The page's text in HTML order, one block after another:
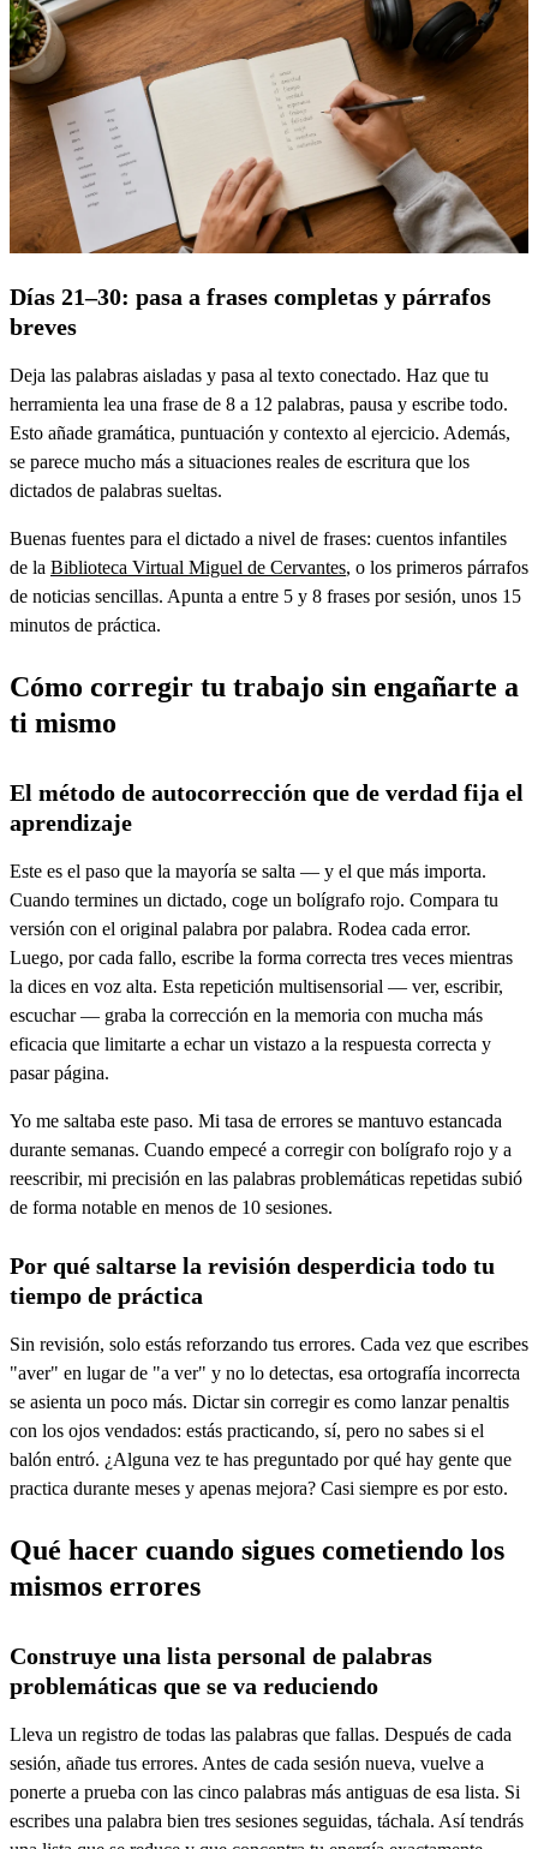
Días 21–30: pasa a frases completas y párrafos
breves
Deja las palabras aisladas y pasa al texto conectado. Haz que tu
herramienta lea una frase de 8 a 12 palabras, pausa y escribe todo.
Esto añade gramática, puntuación y contexto al ejercicio. Además,
se parece mucho más a situaciones reales de escritura que los
dictados de palabras sueltas.
Buenas fuentes para el dictado a nivel de frases: cuentos infantiles
de la Biblioteca Virtual Miguel de Cervantes, o los primeros párrafos
de noticias sencillas. Apunta a entre 5 y 8 frases por sesión, unos 15
minutos de práctica.
Cómo corregir tu trabajo sin engañarte a
ti mismo
El método de autocorrección que de verdad fija el
aprendizaje
Este es el paso que la mayoría se salta — y el que más importa.
Cuando termines un dictado, coge un bolígrafo rojo. Compara tu
versión con el original palabra por palabra. Rodea cada error.
Luego, por cada fallo, escribe la forma correcta tres veces mientras
la dices en voz alta. Esta repetición multisensorial — ver, escribir,
escuchar — graba la corrección en la memoria con mucha más
eficacia que limitarte a echar un vistazo a la respuesta correcta y
pasar página.
Yo me saltaba este paso. Mi tasa de errores se mantuvo estancada
durante semanas. Cuando empecé a corregir con bolígrafo rojo y a
reescribir, mi precisión en las palabras problemáticas repetidas subió
de forma notable en menos de 10 sesiones.
Por qué saltarse la revisión desperdicia todo tu
tiempo de práctica
Sin revisión, solo estás reforzando tus errores. Cada vez que escribes
"aver" en lugar de "a ver" y no lo detectas, esa ortografía incorrecta
se asienta un poco más. Dictar sin corregir es como lanzar penaltis
con los ojos vendados: estás practicando, sí, pero no sabes si el
balón entró. ¿Alguna vez te has preguntado por qué hay gente que
practica durante meses y apenas mejora? Casi siempre es por esto.
Qué hacer cuando sigues cometiendo los
mismos errores
Construye una lista personal de palabras
problemáticas que se va reduciendo
Lleva un registro de todas las palabras que fallas. Después de cada
sesión, añade tus errores. Antes de cada sesión nueva, vuelve a
ponerte a prueba con las cinco palabras más antiguas de esa lista. Si
escribes una palabra bien tres sesiones seguidas, táchala. Así tendrás